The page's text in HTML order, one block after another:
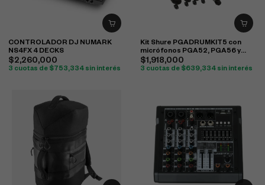
CONTROLADOR DJ NUMARK
NS4FX 4 DECKS
$2,260,000
3 cuotas de $ 753,334 sin interés
Kit Shure PGADRUMKIT5 con
micrófonos PGA52, PGA56 y
PGA57 para batería
$1,918,000
3 cuotas de $639,334 sin interés